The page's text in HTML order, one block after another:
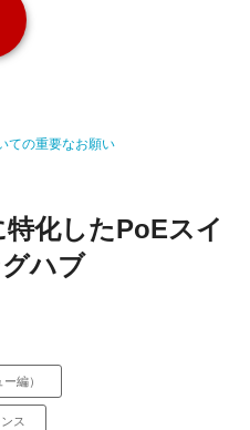
ての重要なお願い
化したPoEスイ
ハブ
編）
ス